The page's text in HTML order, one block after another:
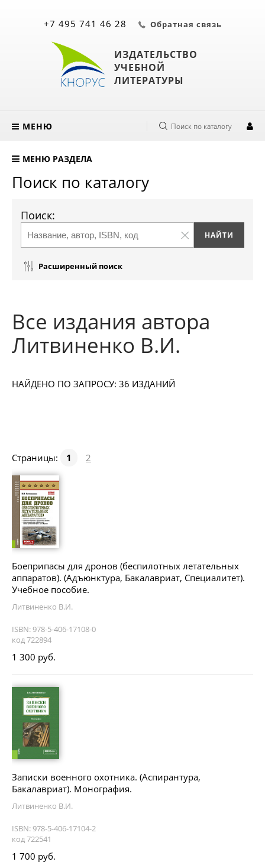
ИЗДАТЕЛЬСТВО
УЧЕБНОЙ
ЛИТЕРАТУРЫ
+7 495 741 46 28 Обратная связь
МЕНЮ Поиск по каталогу
МЕНЮ РАЗДЕЛА
Поиск по каталогу
Поиск:
Расширенный поиск
Все издания автора
Литвиненко В.И.
НАЙДЕНО ПО ЗАПРОСУ: 36 ИЗДАНИЙ
Страницы: 1 2
Боеприпасы для дронов (беспилотных летательных
аппаратов). (Адъюнктура, Бакалавриат, Специалитет).
Учебное пособие.
Литвиненко В.И.
ISBN: 978-5-406-17108-0
код 722894
1 300 руб.
Записки военного охотника. (Аспирантура,
Бакалавриат). Монография.
Литвиненко В.И.
ISBN: 978-5-406-17104-2
код 722541
1 700 руб.